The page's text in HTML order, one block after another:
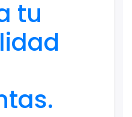
tu